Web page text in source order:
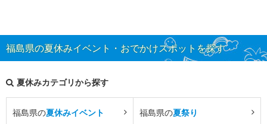
福島県の夏休みイベント・おでかけスポットを探す
夏休みカテゴリから探す
福島県の夏休みイベント 福島県の夏祭り